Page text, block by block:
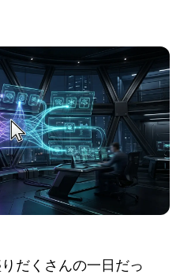
だくさんの一日だっ